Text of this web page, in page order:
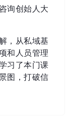
询创始人大
，从私域基
和人员管理
习了本门课
图，打破信